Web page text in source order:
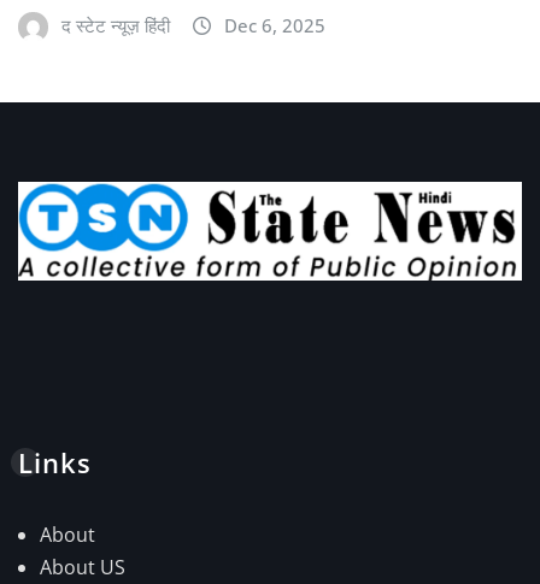
द स्टेट न्यूज़ हिंदी Dec 6, 2025
Links
About
About US